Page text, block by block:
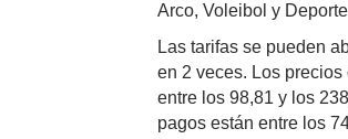
Arco, Voleibol y
Las tarifas se pueden
en 2 veces. Los
entre los 98,81 y los
pagos están entre los